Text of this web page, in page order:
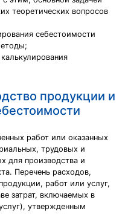
теоретических вопросов
себестоимости
продукции и
работ или оказанных
трудовых и
для производства и
Перечень расходов,
работ или услуг,
затрат, включаемых в
утвержденным